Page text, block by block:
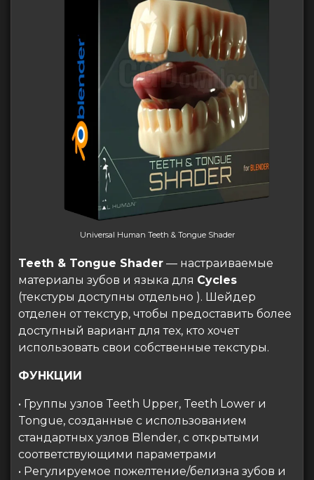
Universal Human Teeth & Tongue Shader
Teeth & Tongue Shader — настраиваемые
материалы зубов и языка для Cycles
(текстуры доступны отдельно ). Шейдер
отделен от текстур, чтобы предоставить более
доступный вариант для тех, кто хочет
использовать свои собственные текстуры.
ФУНКЦИИ
• Группы узлов Teeth Upper, Teeth Lower и
Tongue, созданные с использованием
стандартных узлов Blender, с открытыми
соответствующими параметрами
• Регулируемое пожелтение/белизна зубов и